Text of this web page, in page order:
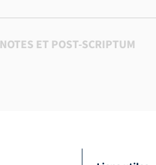
NOTES ET POST-SCRIPTUM